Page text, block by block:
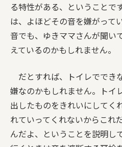
る特性がある、ということで
は、よほどその音を嫌がって
音でも、ゆきママさんが聞い
えているのかもしれません。
だとすれば、トイレででき
嫌なのかもしれません。トイ
出したものをきれいにしてく
れていってくれないからこれ
んだよ、ということを説明し